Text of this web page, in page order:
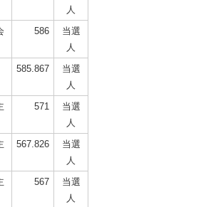
人
586
当選
人
585.867
当選
人
571
当選
人
567.826
当選
人
567
当選
人